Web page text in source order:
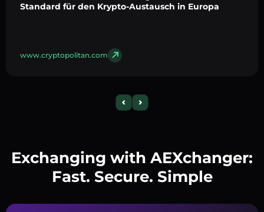
Standard für den Krypto-Austausch in Europa
www.cryptopolitan.com
Exchanging with AEXchanger:
Fast. Secure. Simple